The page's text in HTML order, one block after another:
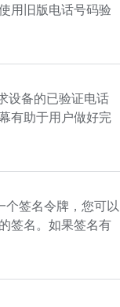
用旧版电话号码验
设备的已验证电话
有助于用户做好完
个签名令牌，您可以
签名。如果签名有